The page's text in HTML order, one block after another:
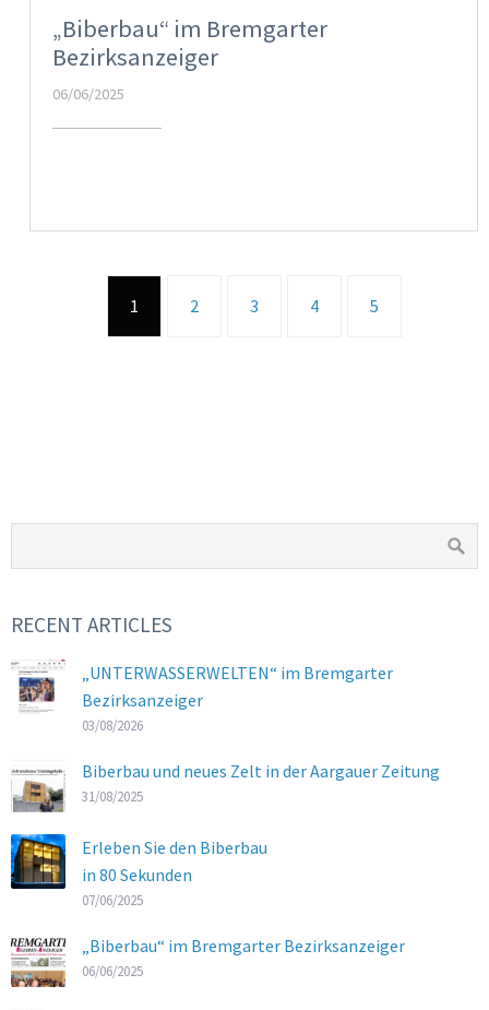
„Biberbau“ im Bremgarter
Bezirksanzeiger
06/06/2025
1 2 3 4 5
RECENT ARTICLES
„UNTERWASSERWELTEN“ im Bremgarter
Bezirksanzeiger
03/08/2026
Biberbau und neues Zelt in der Aargauer Zeitung
31/08/2025
Erleben Sie den Biberbau
in 80 Sekunden
07/06/2025
„Biberbau“ im Bremgarter Bezirksanzeiger
06/06/2025